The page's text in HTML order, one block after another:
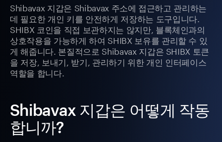
Shibavax 지갑은 Shibavax 주소에 접근하고 관리하는
데 필요한 개인 키를 안전하게 저장하는 도구입니다.
SHIBX 코인을 직접 보관하지는 않지만, 블록체인과의
상호작용을 가능하게 하여 SHIBX 보유를 관리할 수 있
게 해줍니다. 본질적으로 Shibavax 지갑은 SHIBX 토큰
을 저장, 보내기, 받기, 관리하기 위한 개인 인터페이스
역할을 합니다.
Shibavax 지갑은 어떻게 작동
합니까?